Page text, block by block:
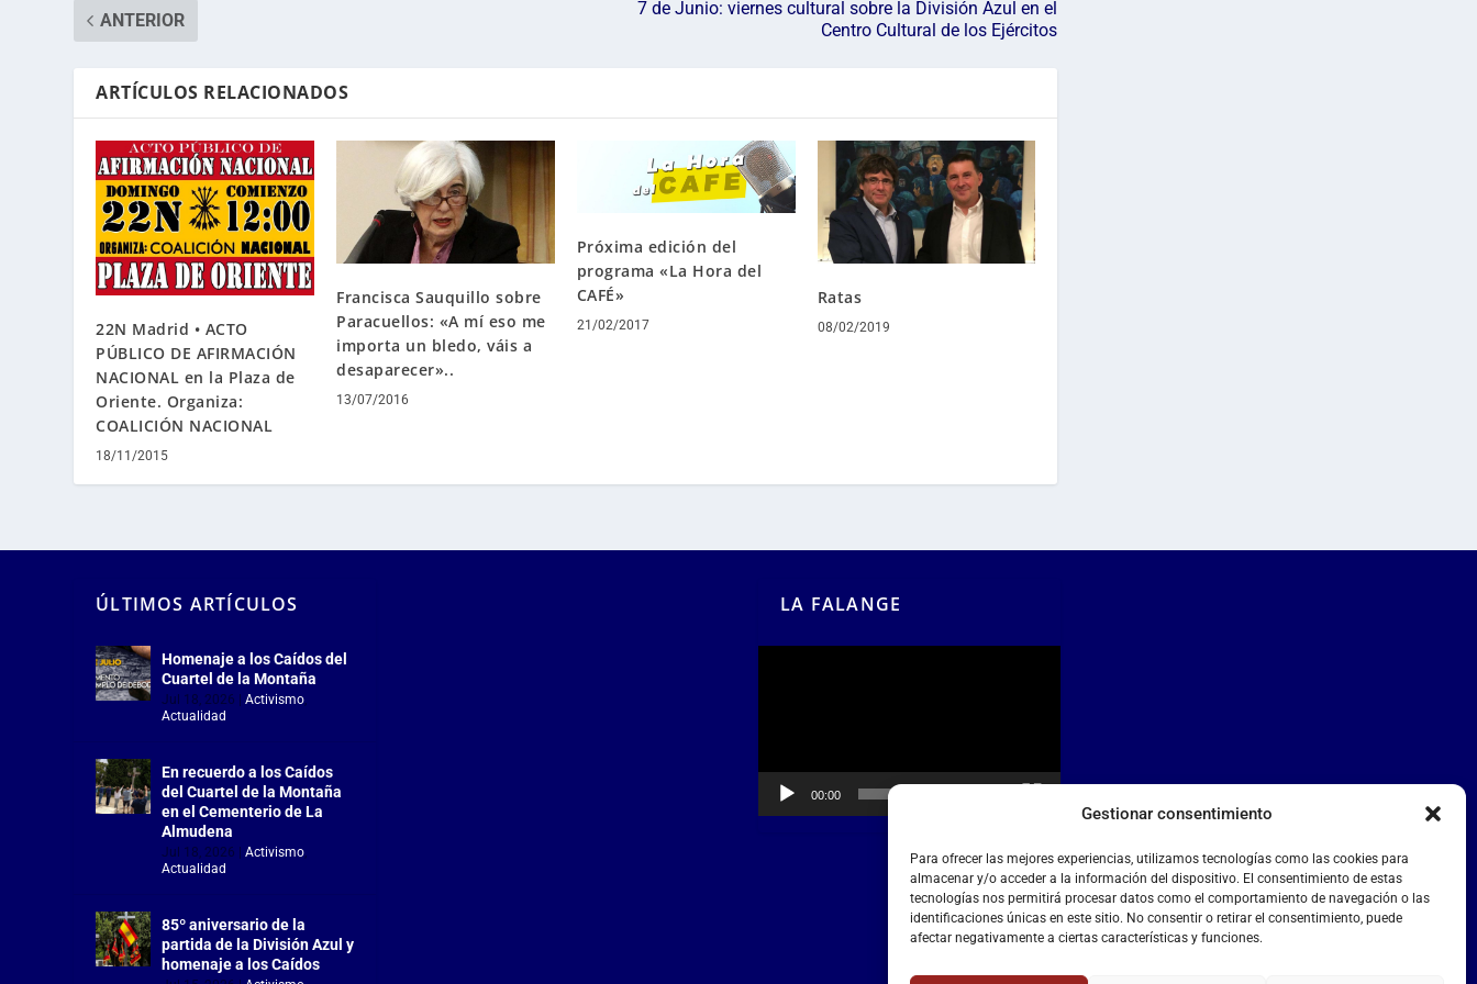
Gestionar consentimiento
Para ofrecer las mejores experiencias, utilizamos tecnologías como las cookies para
almacenar y/o acceder a la información del dispositivo. El consentimiento de estas
tecnologías nos permitirá procesar datos como el comportamiento de navegación o las
identificaciones únicas en este sitio. No consentir o retirar el consentimiento, puede
afectar negativamente a ciertas características y funciones.
ANTERIOR
7 de Junio: viernes cultural sobre la División Azul en el
Centro Cultural de los Ejércitos
ARTÍCULOS RELACIONADOS
22N Madrid • ACTO
PÚBLICO DE AFIRMACIÓN
NACIONAL en la Plaza de
Oriente. Organiza:
COALICIÓN NACIONAL
18/11/2015
Francisca Sauquillo sobre
Paracuellos: «A mí eso me
importa un bledo, váis a
desaparecer»..
13/07/2016
Próxima edición del
programa «La Hora del
CAFÉ»
21/02/2017
Ratas
08/02/2019
ÚLTIMOS ARTÍCULOS
Homenaje a los Caídos del
Cuartel de la Montaña
Jul 18, 2026 |Activismo,
Actualidad
En recuerdo a los Caídos
del Cuartel de la Montaña
en el Cementerio de La
Almudena
Jul 18, 2026 |Activismo,
Actualidad
85º aniversario de la
partida de la División Azul y
homenaje a los Caídos
LA FALANGE
00:00